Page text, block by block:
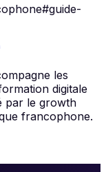
#guide-
les
digitale
par le growth
francophone.